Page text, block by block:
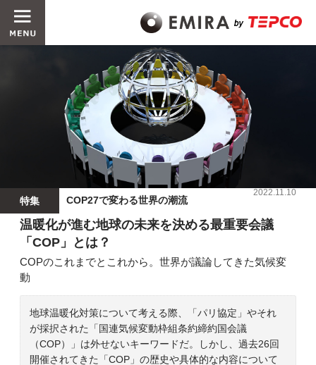
特集 COP27で変わる世界の潮流
2022.11.10
温暖化が進む地球の未来を決める最重要会議
「COP」とは？
COPのこれまでとこれから。世界が議論してきた気候変
動
地球温暖化対策について考える際、「パリ協定」やそれ
が採択された「国連気候変動枠組条約締約国会議
（COP）」は外せないキーワードだ。しかし、過去26回
開催されてきた「COP」の歴史や具体的な内容について